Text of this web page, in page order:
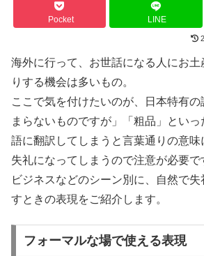
Pocket LINE
海外に行って、お世話になる人にお土
りする機会は多いもの。
ここで気を付けたいのが、日本特有
まらないものですが」「粗品」とい
語に翻訳してしまうと言葉通りの意味
失礼になってしまうので注意が必要
ビジネスなどのシーン別に、自然で
すときの表現をご紹介します。
フォーマルな場で使える表現